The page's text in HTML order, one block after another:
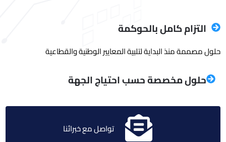
التزام كامل بالحوكمة
حلول مصممة منذ البداية لتلبية المعايير الوطنية والقطاعية
حلول مخصصة حسب احتياج الجهة
تواصل مع خبرائنا